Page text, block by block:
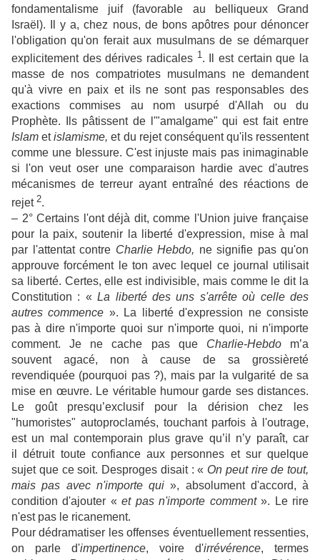
fondamentalisme juif (favorable au belliqueux Grand
Israël). Il y a, chez nous, de bons apôtres pour dénoncer
l'obligation qu'on ferait aux musulmans de se démarquer
explicitement des dérives radicales 1. Il est certain que la
masse de nos compatriotes musulmans ne demandent
qu'à vivre en paix et ils ne sont pas responsables des
exactions commises au nom usurpé d'Allah ou du
Prophète. Ils pâtissent de l'"amalgame" qui est fait entre
Islametislamisme, et du rejet conséquent qu'ils ressentent
comme une blessure. C'est injuste mais pas inimaginable
si l'on veut oser une comparaison hardie avec d'autres
mécanismes de terreur ayant entraîné des réactions de
rejet2.
– 2° Certains l'ont déjà dit, comme l'Union juive française
pour la paix, soutenir la liberté d'expression, mise à mal
par l'attentat contre Charlie Hebdo, ne signifie pas qu'on
approuve forcément le ton avec lequel ce journal utilisait
sa liberté. Certes, elle est indivisible, mais comme le dit la
Constitution : «La liberté des uns s'arrête où celle des
autres commence ». La liberté d'expression ne consiste
pas à dire n'importe quoi sur n'importe quoi, ni n'importe
comment. Je ne cache pas que Charlie-Hebdom’a
souvent agacé, non à cause de sa grossièreté
revendiquée (pourquoi pas ?), mais par la vulgarité de sa
mise en œuvre. Le véritable humour garde ses distances.
Le goût presqu’exclusif pour la dérision chez les
"humoristes" autoproclamés, touchant parfois à l'outrage,
est un mal contemporain plus grave qu’il n’y paraît, car
il détruit toute confiance aux personnes et sur quelque
sujet que ce soit. Desproges disait : « On peut rire de tout,
mais pas avec n'importe qui », absolument d'accord, à
condition d'ajouter «et pas n'importe comment». Le rire
n'est pas le ricanement.
Pour dédramatiser les offenses éventuellement ressenties,
on parle d'impertinence, voire d'irrévérence, termes